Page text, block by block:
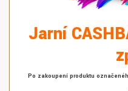
Jarní
Po zakoupení produktu